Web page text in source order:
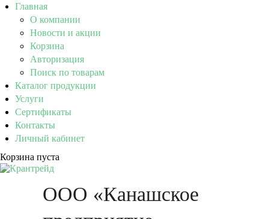
Главная
О компании
Новости и акции
Корзина
Авторизация
Поиск по товарам
Каталог продукции
Услуги
Сертификаты
Контакты
Личный кабинет
Корзина пуста
ООО «Канашское